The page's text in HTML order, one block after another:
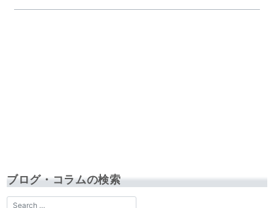
ブログ・コラムの検索